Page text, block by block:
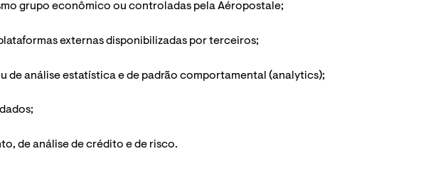
grupo econômico ou controladas pela Aéropostale;
externas disponibilizadas por terceiros;
de análise estatística e de padrão comportamental (analytics);
de análise de crédito e de risco.